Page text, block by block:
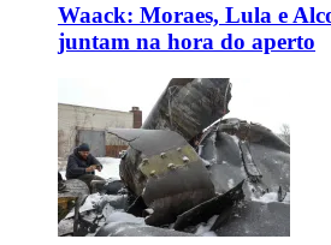
Waack: Moraes, Lula e
juntam na hora do aperto